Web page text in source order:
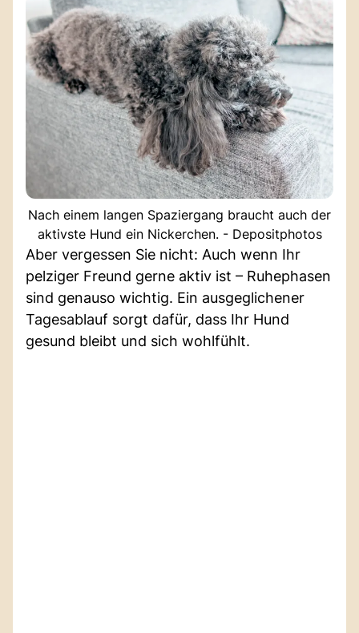
Nach einem langen Spaziergang braucht auch der
aktivste Hund ein Nickerchen. - Depositphotos
Aber vergessen Sie nicht: Auch wenn Ihr
pelziger Freund gerne aktiv ist – Ruhephasen
sind genauso wichtig. Ein ausgeglichener
Tagesablauf sorgt dafür, dass Ihr Hund
gesund bleibt und sich wohlfühlt.